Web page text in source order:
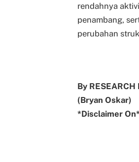
rendahnya
penambang,
perubahan
By RESEARCH
(Bryan Oskar)
*Disclaimer